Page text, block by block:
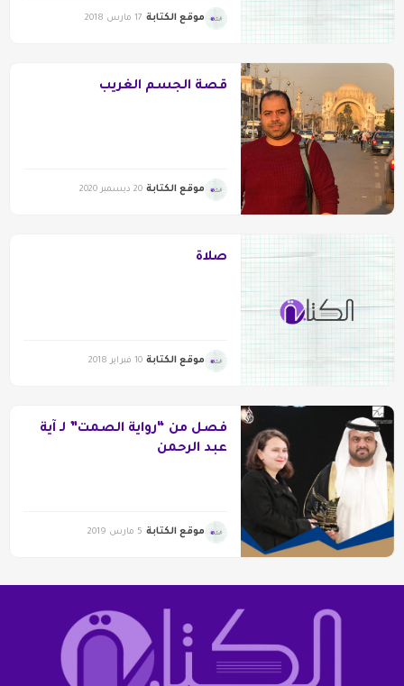
موقع الكتابة 17 مارس 2018
قصة الجسم الغريب
موقع الكتابة 20 ديسمبر 2020
صلاة
موقع الكتابة 10 فبراير 2018
فصل من “رواية الصمت” لـ آية
عبد الرحمن
موقع الكتابة 5 مارس 2019